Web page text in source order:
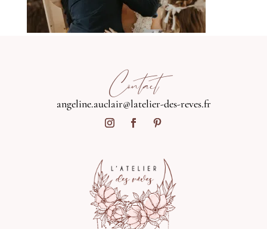
Contact
angeline.auclair@latelier-des-reves.fr